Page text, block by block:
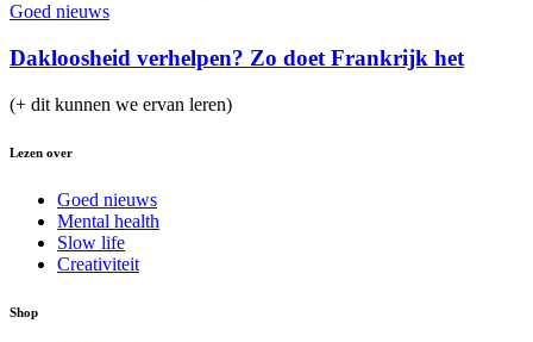
Goed nieuws
Dakloosheid verhelpen? Zo doet Frankrijk het
(+ dit kunnen we ervan leren)
Lezen over
Goed nieuws
Mental health
Slow life
Creativiteit
Shop